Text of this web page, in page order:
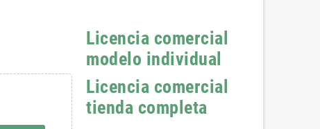
Licencia comercial
modelo individual
Licencia comercial
tienda completa